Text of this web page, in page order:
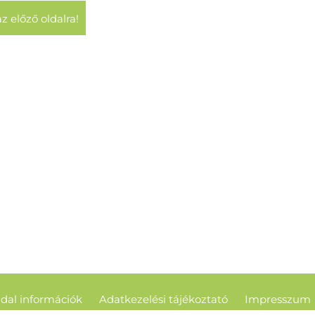
előző oldalra!
információk Adatkezelési tájékoztató Impresszum